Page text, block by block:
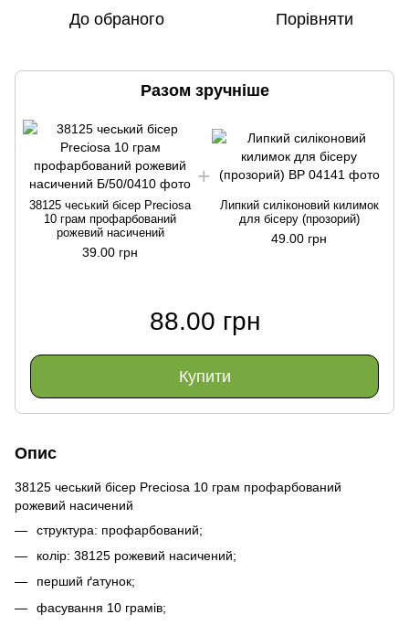
До обраного Порівняти
Разом зручніше
38125 чеський бісер Preciosa
10 грам профарбований
рожевий насичений
39.00 грн
Липкий силіконовий килимок
для бісеру (прозорий)
49.00 грн
88.00 грн
Купити
Опис
38125 чеський бісер Preciosa 10 грам профарбований
рожевий насичений
структура: профарбований;
колір: 38125 рожевий насичений;
перший ґатунок;
фасування 10 грамів;